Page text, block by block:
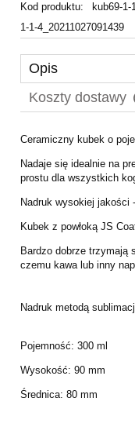
Kod produktu:
kub69-1-
1-1-4_20211027091439
Opis
Koszty dostawy
Cena nie zawiera
Ceramiczny kubek o
Nadaje się idealnie na
prostu dla wszystkich
Nadruk wysokiej jakości
Kubek z powłoką JS
Bardzo dobrze trzymają
czemu kawa lub inny
Nadruk metodą
Pojemność: 300 ml
Wysokość: 90 mm
Średnica: 80 mm